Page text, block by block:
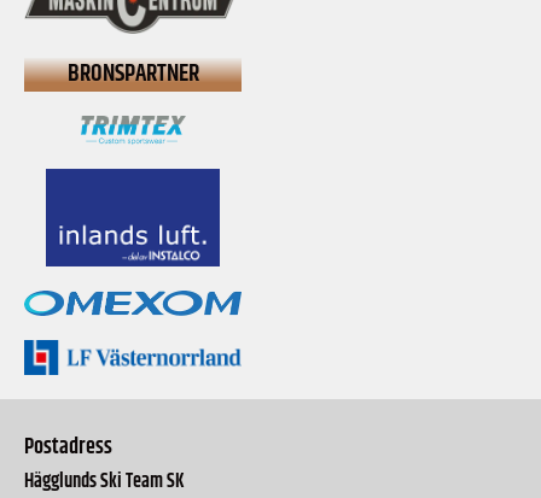
BRONSPARTNER
Postadress
Hägglunds Ski Team SK